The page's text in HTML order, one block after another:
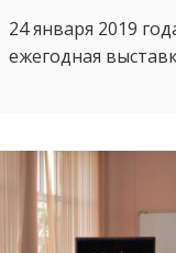
24 января 2019
ежегодная